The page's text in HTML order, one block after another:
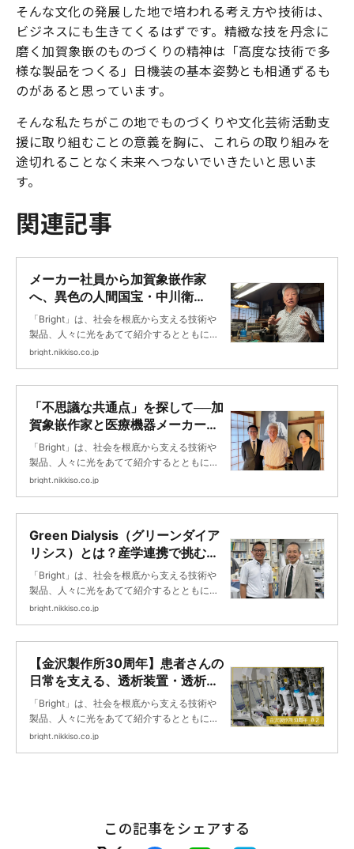
そんな文化の発展した地で培われる考え方や技術は、
ビジネスにも生きてくるはずです。精緻な技を丹念に
磨く加賀象嵌のものづくりの精神は「高度な技術で多
様な製品をつくる」日機装の基本姿勢とも相通ずるも
のがあると思っています。
そんな私たちがこの地でものづくりや文化芸術活動支
援に取り組むことの意義を胸に、これらの取り組みを
途切れることなく未来へつないでいきたいと思いま
す。
関連記事
メーカー社員から加賀象嵌作家
へ、異色の人間国宝・中川衛
の“ものづくり”論 ｜Bright
「Bright」は、社会を根底から支える技術や
製品、人々に光をあてて紹介するとともに、
未来に向けて挑戦する日機装の取り組みを紹
bright.nikkiso.co.jp
「不思議な共通点」を探して──加
賀象嵌作家と医療機器メーカー技
術者ものづくり対談 ｜Bright
「Bright」は、社会を根底から支える技術や
製品、人々に光をあてて紹介するとともに、
未来に向けて挑戦する日機装の取り組みを紹
bright.nikkiso.co.jp
Green Dialysis（グリーンダイア
リシス）とは？産学連携で挑む、
持続可能な透析医療の実現 ｜
Bright
「Bright」は、社会を根底から支える技術や
製品、人々に光をあてて紹介するとともに、
未来に向けて挑戦する日機装の取り組みを紹
bright.nikkiso.co.jp
【金沢製作所30周年】患者さんの
日常を支える、透析装置・透析器
製造の舞台裏 ｜Bright
「Bright」は、社会を根底から支える技術や
製品、人々に光をあてて紹介するとともに、
未来に向けて挑戦する日機装の取り組みを紹
bright.nikkiso.co.jp
この記事をシェアする